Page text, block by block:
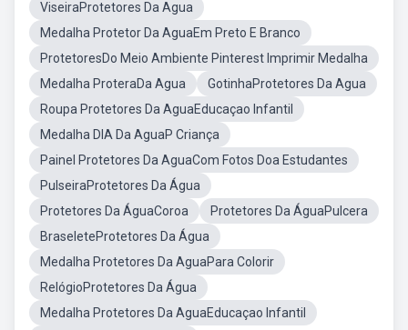
ViseiraProtetores Da Agua
Medalha Protetor Da AguaEm Preto E Branco
ProtetoresDo Meio Ambiente Pinterest Imprimir Medalha
Medalha ProteraDa Agua
GotinhaProtetores Da Agua
Roupa Protetores Da AguaEducaçao Infantil
Medalha DIA Da AguaP Criança
Painel Protetores Da AguaCom Fotos Doa Estudantes
PulseiraProtetores Da Água
Protetores Da ÁguaCoroa
Protetores Da ÁguaPulcera
BraseleteProtetores Da Água
Medalha Protetores Da AguaPara Colorir
RelógioProtetores Da Água
Medalha Protetores Da AguaEducaçao Infantil